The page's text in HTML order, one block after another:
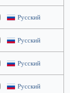
Русский
Русский
Русский
Русский